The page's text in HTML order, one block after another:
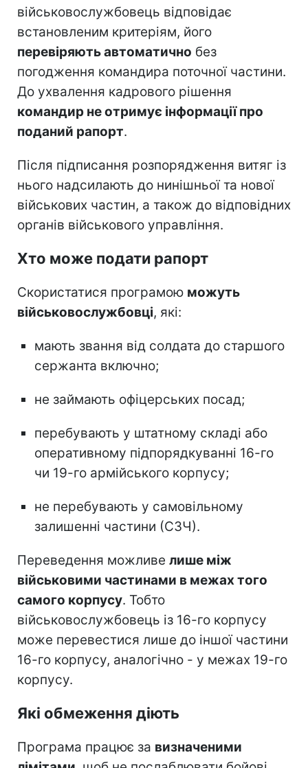
військовослужбовець відповідає
встановленим критеріям, його
перевіряють автоматично без
погодження командира поточної частини.
До ухвалення кадрового рішення
командир не отримує інформації про
поданий рапорт.
Після підписання розпорядження витяг із
нього надсилають до нинішньої та нової
військових частин, а також до відповідних
органів військового управління.
Хто може подати рапорт
Скористатися програмою можуть
військовослужбовці, які:
мають звання від солдата до старшого
сержанта включно;
не займають офіцерських посад;
перебувають у штатному складі або
оперативному підпорядкуванні 16-го
чи 19-го армійського корпусу;
не перебувають у самовільному
залишенні частини (СЗЧ).
Переведення можливе лише між
військовими частинами в межах того
самого корпусу. Тобто
військовослужбовець із 16-го корпусу
може перевестися лише до іншої частини
16-го корпусу, аналогічно - у межах 19-го
корпусу.
Які обмеження діють
Програма працює за визначеними